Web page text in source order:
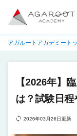
アガルートアカデミート
【2026年】
は？試験日
2026年03月26日更新